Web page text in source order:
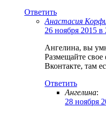
Ответить
Анастасия
26 ноября 2015 в
Ангелина, вы
Размещайте свое
Вконтакте, там
Ответить
Ангелина:
28 ноября